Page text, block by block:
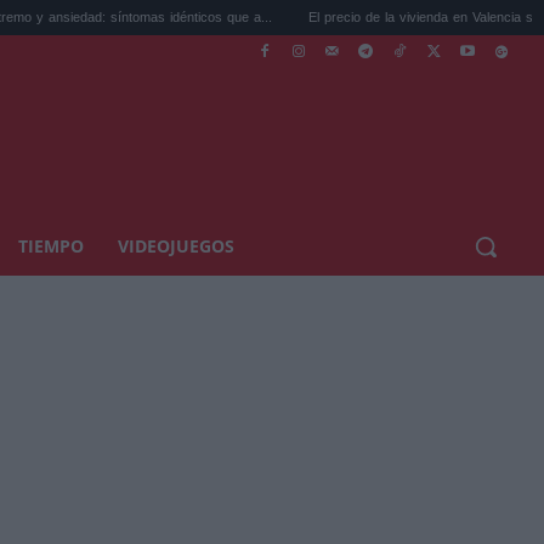
idénticos que a... El precio de la vivienda en Valencia sube a 3.485 ...
TIEMPO VIDEOJUEGOS